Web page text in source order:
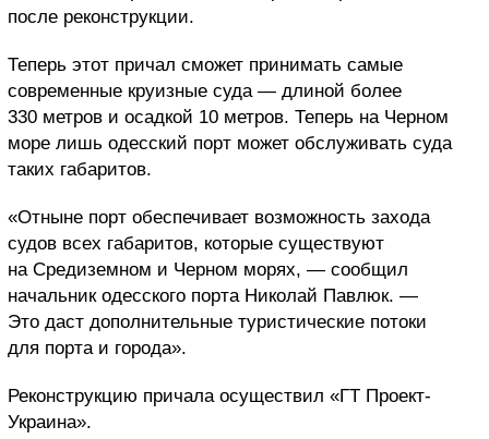
после реконструкции.
Теперь этот причал сможет принимать самые
современные круизные суда — длиной более
330 метров и осадкой 10 метров. Теперь на Черном
море лишь одесский порт может обслуживать суда
таких габаритов.
«Отныне порт обеспечивает возможность захода
судов всех габаритов, которые существуют
на Средиземном и Черном морях, — сообщил
начальник одесского порта Николай Павлюк. —
Это даст дополнительные туристические потоки
для порта и города».
Реконструкцию причала осуществил «ГТ Проект-
Украина».